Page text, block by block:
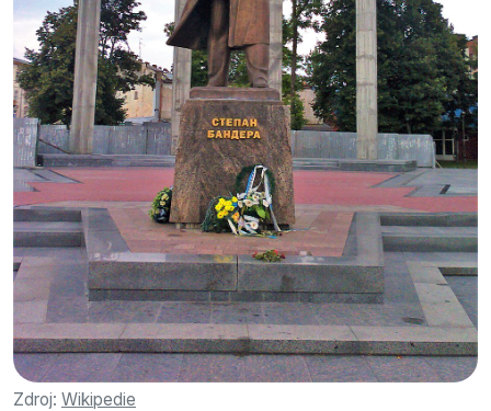
Zdroj: Wikipedie